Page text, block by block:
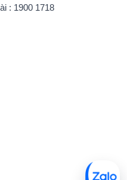
: 1900 1718